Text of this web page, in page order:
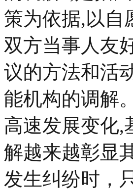
策为依据,以自
双方当事人友
议的方法和活
能机构的调解
高速发展变化,
解越来越彰显
发生纠纷时，